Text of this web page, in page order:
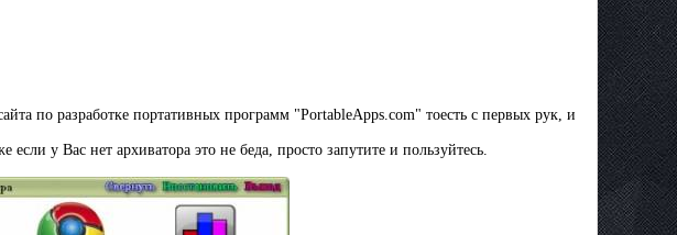
по разработке портативных программ "PortableApps.com" тоесть с первых рук, и
у Вас нет архиватора это не беда, просто запутите и пользуйтесь.